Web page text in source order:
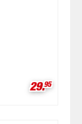
29.95